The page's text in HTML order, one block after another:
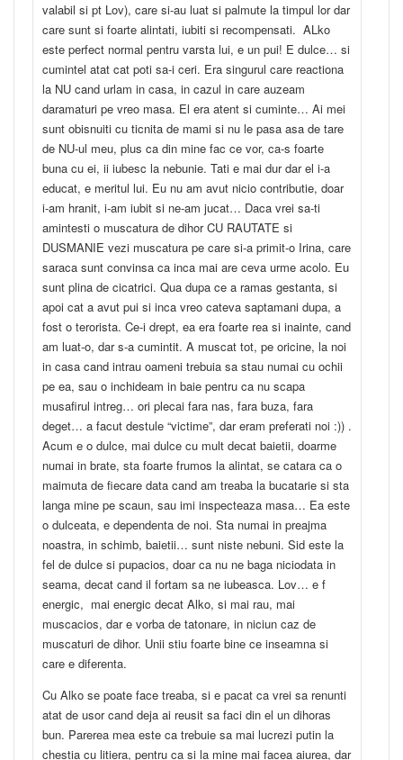
valabil si pt Lov), care si-au luat si palmute la timpul lor dar
care sunt si foarte alintati, iubiti si recompensati. ALko
este perfect normal pentru varsta lui, e un pui! E dulce… si
cumintel atat cat poti sa-i ceri. Era singurul care reactiona
la NU cand urlam in casa, in cazul in care auzeam
daramaturi pe vreo masa. El era atent si cuminte… Ai mei
sunt obisnuiti cu ticnita de mami si nu le pasa asa de tare
de NU-ul meu, plus ca din mine fac ce vor, ca-s foarte
buna cu ei, ii iubesc la nebunie. Tati e mai dur dar el i-a
educat, e meritul lui. Eu nu am avut nicio contributie, doar
i-am hranit, i-am iubit si ne-am jucat… Daca vrei sa-ti
amintesti o muscatura de dihor CU RAUTATE si
DUSMANIE vezi muscatura pe care si-a primit-o Irina, care
saraca sunt convinsa ca inca mai are ceva urme acolo. Eu
sunt plina de cicatrici. Qua dupa ce a ramas gestanta, si
apoi cat a avut pui si inca vreo cateva saptamani dupa, a
fost o terorista. Ce-i drept, ea era foarte rea si inainte, cand
am luat-o, dar s-a cumintit. A muscat tot, pe oricine, la noi
in casa cand intrau oameni trebuia sa stau numai cu ochii
pe ea, sau o inchideam in baie pentru ca nu scapa
musafirul intreg… ori plecai fara nas, fara buza, fara
deget… a facut destule “victime”, dar eram preferati noi :)) .
Acum e o dulce, mai dulce cu mult decat baietii, doarme
numai in brate, sta foarte frumos la alintat, se catara ca o
maimuta de fiecare data cand am treaba la bucatarie si sta
langa mine pe scaun, sau imi inspecteaza masa… Ea este
o dulceata, e dependenta de noi. Sta numai in preajma
noastra, in schimb, baietii… sunt niste nebuni. Sid este la
fel de dulce si pupacios, doar ca nu ne baga niciodata in
seama, decat cand il fortam sa ne iubeasca. Lov… e f
energic, mai energic decat Alko, si mai rau, mai
muscacios, dar e vorba de tatonare, in niciun caz de
muscaturi de dihor. Unii stiu foarte bine ce inseamna si
care e diferenta.
Cu Alko se poate face treaba, si e pacat ca vrei sa renunti
atat de usor cand deja ai reusit sa faci din el un dihoras
bun. Parerea mea este ca trebuie sa mai lucrezi putin la
chestia cu litiera, pentru ca si la mine mai facea aiurea, dar